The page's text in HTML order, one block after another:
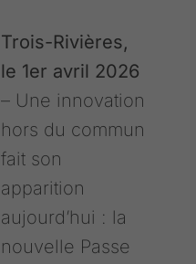
Trois-Rivières,
le 1er avril 2026
– Une innovation
hors du commun
fait son
apparition
aujourd’hui : la
nouvelle Passe